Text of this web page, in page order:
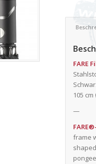
FARE
105
—
frame